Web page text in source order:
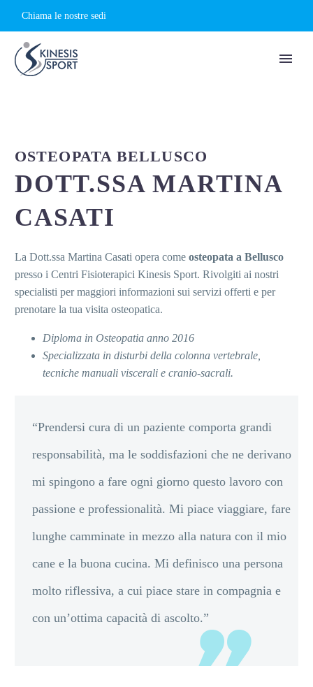
Chiama le nostre sedi
OSTEOPATA BELLUSCO
DOTT.SSA MARTINA
CASATI
La Dott.ssa Martina Casati opera come osteopata a Bellusco
presso i Centri Fisioterapici Kinesis Sport. Rivolgiti ai nostri
specialisti per maggiori informazioni sui servizi offerti e per
prenotare la tua visita osteopatica.
Diploma in Osteopatia anno 2016
Specializzata in disturbi della colonna vertebrale,
tecniche manuali viscerali e cranio-sacrali.
“Prendersi cura di un paziente comporta grandi
responsabilità, ma le soddisfazioni che ne derivano
mi spingono a fare ogni giorno questo lavoro con
passione e professionalità. Mi piace viaggiare, fare
lunghe camminate in mezzo alla natura con il mio
cane e la buona cucina. Mi definisco una persona
molto riflessiva, a cui piace stare in compagnia e
con un’ottima capacità di ascolto.”